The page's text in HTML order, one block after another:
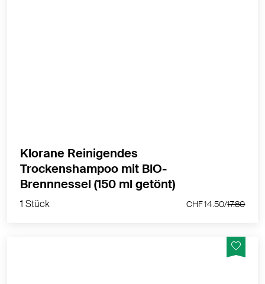
1 Stück
Klorane Reinigendes
Trockenshampoo mit BIO-
Brennnessel (150 ml getönt)
1 Stück CHF 14.50/17.80